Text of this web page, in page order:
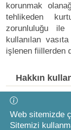
korunmak
tehlikeden
zorunluluğu
kullanılan
işlenen fiillerden
Hakkın
MADDE 26
Web sitemizde
Sitemizi